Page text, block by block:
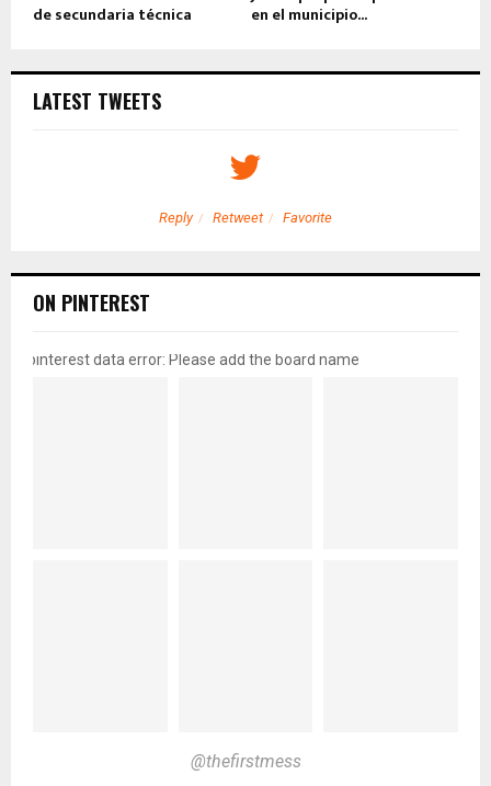
de secundaria técnica en el municipio...
LATEST TWEETS
Reply Retweet Favorite
ON PINTEREST
pinterest data error: Please add the board name
@thefirstmess